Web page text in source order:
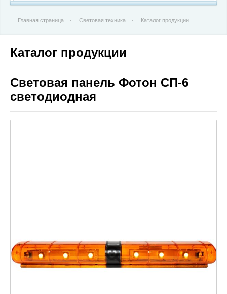
Главная страница Световая техника Каталог продукции
Каталог продукции
Световая панель Фотон СП-6
светодиодная